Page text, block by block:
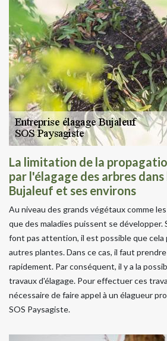
La limitation de la
par l'élagage des arbres
Bujaleuf et ses environs
Au niveau des grands végétaux comme
que des maladies puissent se développer.
font pas attention, il est possible que cela
autres plantes. Dans ce cas, il faut
rapidement. Par conséquent, il y a la
travaux d'élagage. Pour effectuer ces
nécessaire de faire appel à un élagueur
SOS Paysagiste.